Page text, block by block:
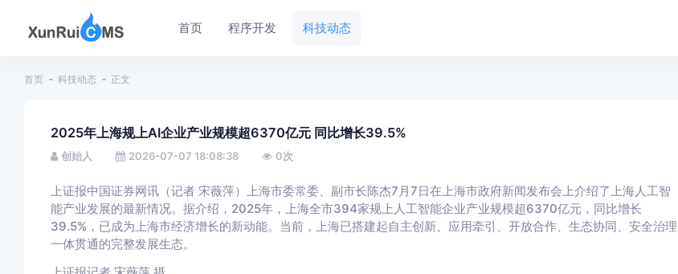
首页 程序开发 科技动态
首页 科技动态 正文
2025年上海规上AI企业产业规模超6370亿元 同比增长39.5%
创始人 2026-07-07 18:08:38 0次
上证报中国证券网讯（记者 宋薇萍）上海市委常委、副市长陈杰7月7日在上海市政府新闻发布会上介绍了上海人工智
能产业发展的最新情况。据介绍，2025年，上海全市394家规上人工智能企业产业规模超6370亿元，同比增长
39.5%，已成为上海市经济增长的新动能。当前，上海已搭建起自主创新、应用牵引、开放合作、生态协同、安全治理
一体贯通的完整发展生态。